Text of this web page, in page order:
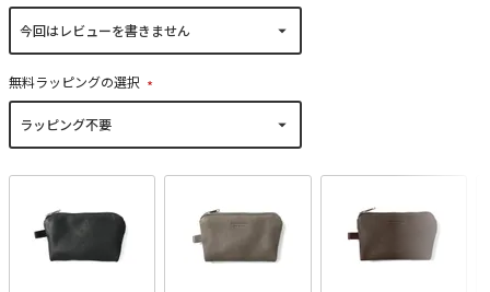
(
無料ラッピングの選択
(